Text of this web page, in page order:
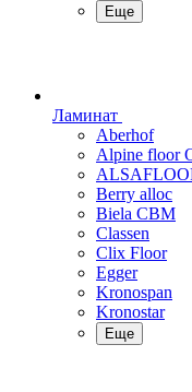
Еще
Ламинат
Aberhof
Alpine floor
Berry alloc
Biela CBM
Classen
Clix Floor
Egger
Kronospan
Kronostar
Еще